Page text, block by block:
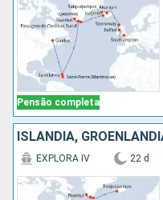
Pensão completa
EXPLORA IV 22 d